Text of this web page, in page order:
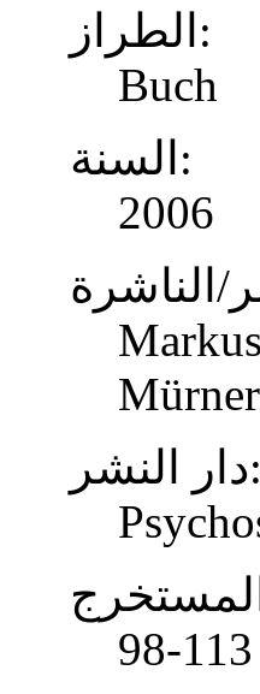
الطراز:
Buch
السنة:
2006
دار النشر:
98-113